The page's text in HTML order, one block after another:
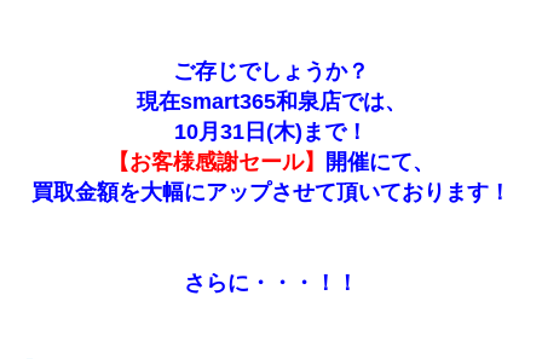
ご存じでしょうか？
現在smart365和泉店では、
10月31日(木)まで！
【お客様感謝セール】
開催にて、
買取金額を大幅にアップさせて頂いております！
さらに・・・！！